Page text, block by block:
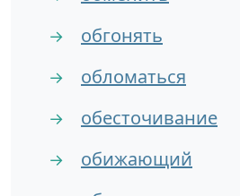
→ обгонять
→ обломаться
→ обесточивание
→ обижающий